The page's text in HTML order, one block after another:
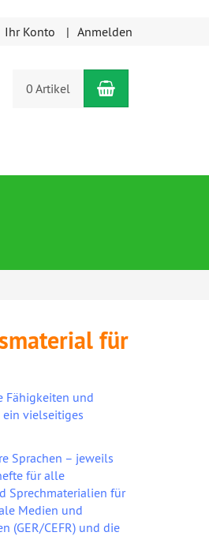
Ihr Konto Anmelden
0 Artikel Warenkorb
für
Fähigkeiten und
vielseitiges
Sprachen – jeweils
für alle
Sprechmaterialien für
Medien und
(GER/CEFR) und die